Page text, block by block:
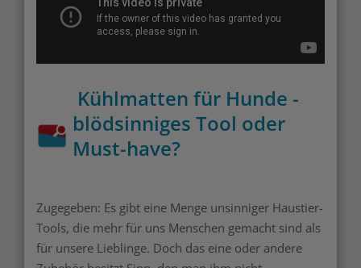
Kühlmatten für Hunde -
blödsinniges Tool oder
Must-have?
Zugegeben: Es gibt eine Menge unsinniger Haustier-
Tools, die mehr für uns Menschen gemacht sind als
für unsere Lieblinge. Doch das eine oder andere